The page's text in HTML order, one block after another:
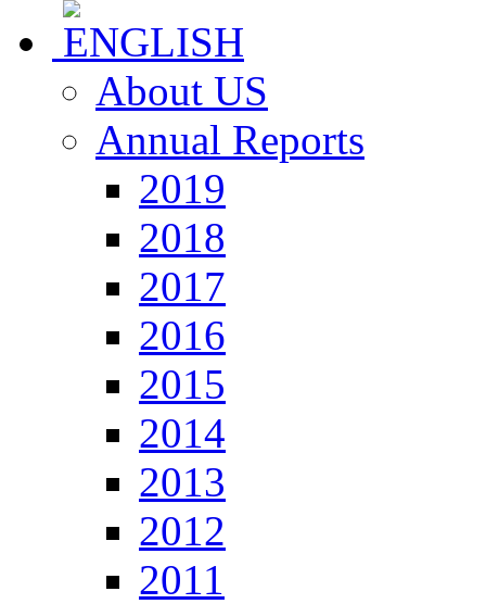
About US
Annual Reports
2019
2018
2017
2016
2015
2014
2013
2012
2011